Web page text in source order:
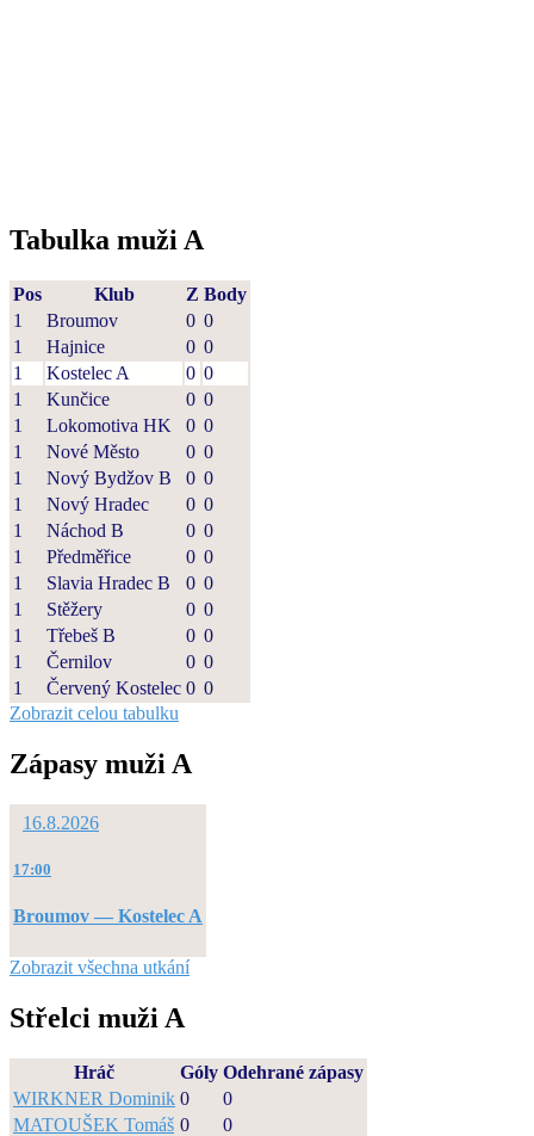
Tabulka muži A
Pos Klub Z Body
1
Broumov 0 0
1
Hajnice 0 0
1
Kostelec A 0 0
1
Kunčice 0 0
1
Lokomotiva HK 0 0
1
Nové Město 0 0
1
Nový Bydžov B 0 0
1
Nový Hradec 0 0
1
Náchod B 0 0
1
Předměřice 0 0
1
Slavia Hradec B 0 0
1
Stěžery 0 0
1
Třebeš B 0 0
1
Černilov 0 0
1
Červený Kostelec 0 0
Zobrazit celou tabulku
Zápasy muži A
16.8.2026
17:00
Broumov — Kostelec A
Zobrazit všechna utkání
Střelci muži A
Hráč Góly Odehrané zápasy
WIRKNER Dominik 0
0
MATOUŠEK Tomáš 0
0